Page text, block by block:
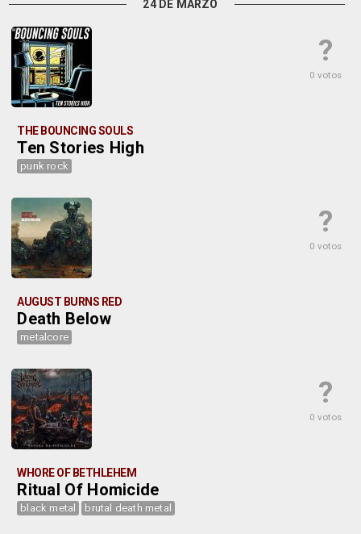
24 DE MARZO
?
0 votos
THE BOUNCING SOULS
Ten Stories High
punk rock
?
0 votos
AUGUST BURNS RED
Death Below
metalcore
?
0 votos
WHORE OF BETHLEHEM
Ritual Of Homicide
black metal brutal death metal